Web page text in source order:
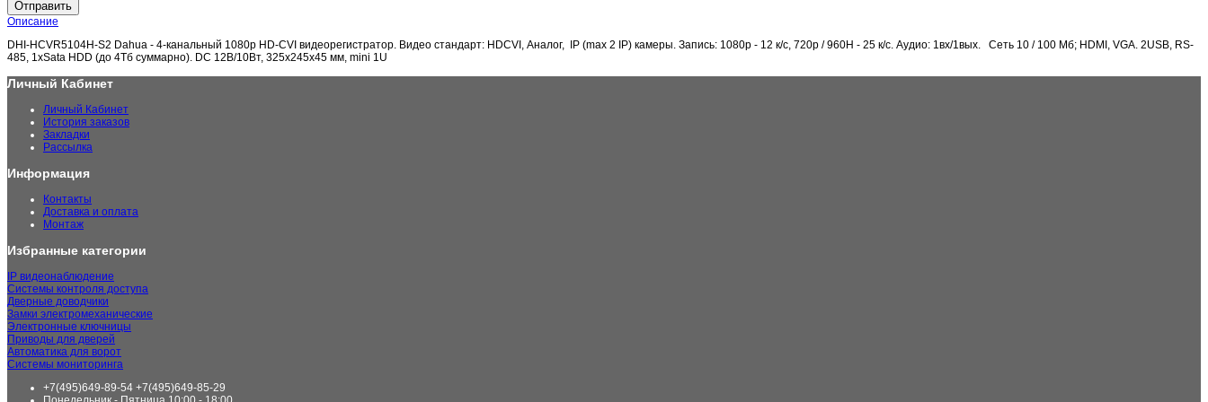
Отправить
Описание
DHI-HCVR5104H-S2 Dahua - 4-канальный 1080р HD-CVI видеорегистратор. Видео стандарт: HDCVI, Аналог, IP (max 2 IP) камеры. Запись: 1080p - 12 к/с, 720p / 960H - 25 к/с. Аудио: 1вх/1вых. Сеть 10 / 100 Мб; HDMI, VGA. 2USB, RS-
485, 1xSata HDD (до 4Тб суммарно). DC 12В/10Вт, 325x245x45 мм, mini 1U
Личный Кабинет
Личный Кабинет
История заказов
Закладки
Рассылка
Информация
Контакты
Доставка и оплата
Монтаж
Избранные категории
IP видеонаблюдение
Системы контроля доступа
Дверные доводчики
Замки электромеханические
Электронные ключницы
Приводы для дверей
Автоматика для ворот
Системы мониторинга
+7(495)649-89-54 +7(495)649-85-29